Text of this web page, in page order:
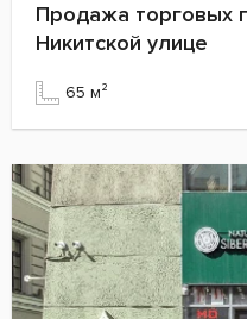
Продажа торговых
Никитской улице
65 м²